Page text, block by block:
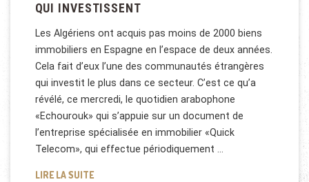
QUI INVESTISSENT
Les Algériens ont acquis pas moins de 2000 biens
immobiliers en Espagne en l’espace de deux années.
Cela fait d’eux l’une des communautés étrangères
qui investit le plus dans ce secteur. C’est ce qu’a
révélé, ce mercredi, le quotidien arabophone
«Echourouk» qui s’appuie sur un document de
l’entreprise spécialisée en immobilier «Quick
Telecom», qui effectue périodiquement …
LIRE LA SUITEIMMOBILIER ESPAGNE: CES ALGÉRIENS QUI